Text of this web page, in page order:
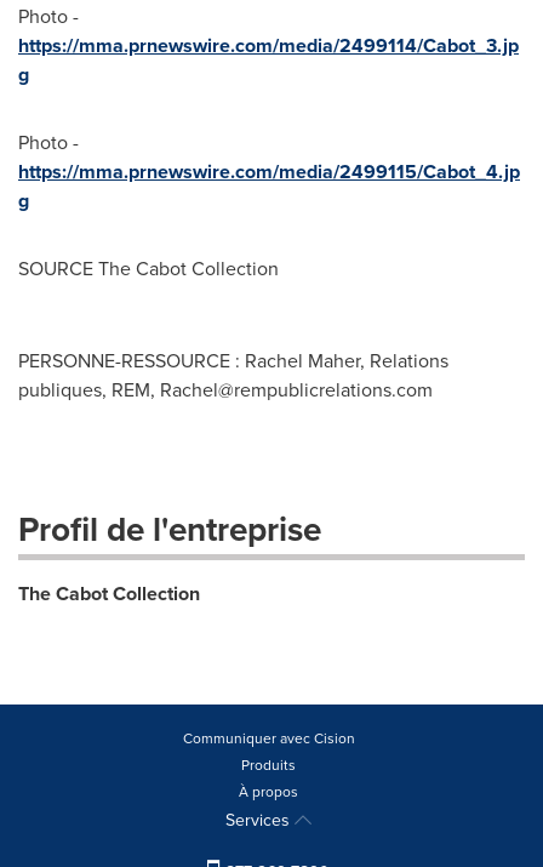
Photo -
https://mma.prnewswire.com/media/2499114/Cabot_3.jp
g
Photo -
https://mma.prnewswire.com/media/2499115/Cabot_4.jp
g
SOURCE The Cabot Collection
PERSONNE-RESSOURCE : Rachel Maher, Relations
publiques, REM, Rachel@rempublicrelations.com
Profil de l'entreprise
The Cabot Collection
Communiquer avec Cision
Produits
À propos
Services